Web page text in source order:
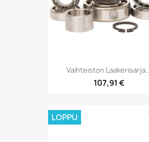
Vaihteiston
107,91 €
LOPPU